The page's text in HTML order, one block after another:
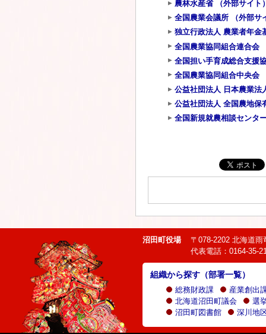
農林水産省 （外部サイト
全国農業会議所 （外部サ
独立行政法人 農業者年金
全国農業協同組合連合会
全国担い手育成総合支援
全国農業協同組合中央会
公益社団法人 日本農業法
公益社団法人 全国農地保
全国新規就農相談センタ
沼田町役場
〒078-2202 北海道
代表電話：0164-35-
組織から探す（部署一覧）
総務財政課
産業創出
北海道沼田町議会
選
沼田町図書館
深川地